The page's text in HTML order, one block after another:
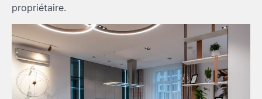
propriétaire.